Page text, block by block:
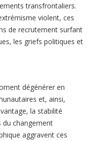
transfrontaliers.
violent, ces
de recrutement surfant
les griefs politiques et
dégénérer en
et, ainsi,
la stabilité
du changement
aggravent ces